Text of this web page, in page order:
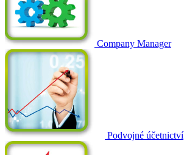
Company Manager
Podvojné účetnictví